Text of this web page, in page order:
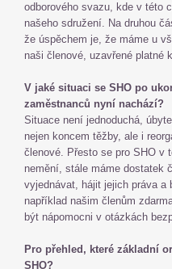
odborového svazu, kde v této
našeho sdružení. Na druhou
že úspěchem je, že máme u
naši členové, uzavřené platné
V jaké situaci se SHO po
zaměstnanců nyní nachází?
Situace není jednoduchá,
nejen koncem těžby, ale i
členové. Přesto se pro SHO v
nemění, stále máme dostatek
vyjednávat, hájit jejich práva
například našim členům
být nápomocni v otázkách
Pro přehled, které základní
SHO?